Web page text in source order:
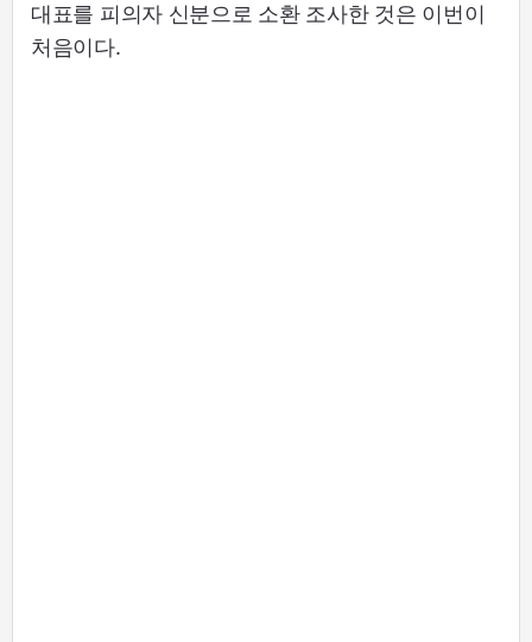
대표를 피의자 신분으로 소환 조사한 것은 이번이
처음이다.